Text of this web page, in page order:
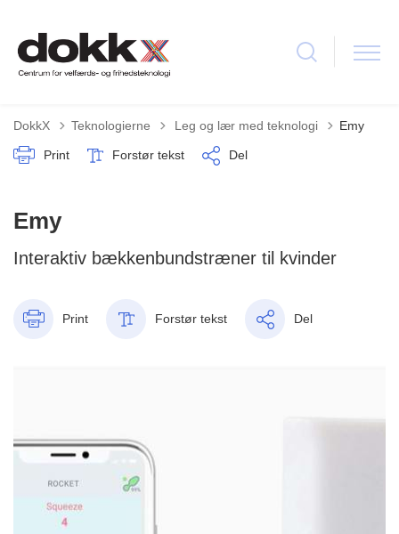
DokkX Teknologierne Tilbage til
Leg og lær med teknologi Emy
Print Forstør tekst Del
Emy
Interaktiv bækkenbundstræner til kvinder
Print Forstør tekst Del